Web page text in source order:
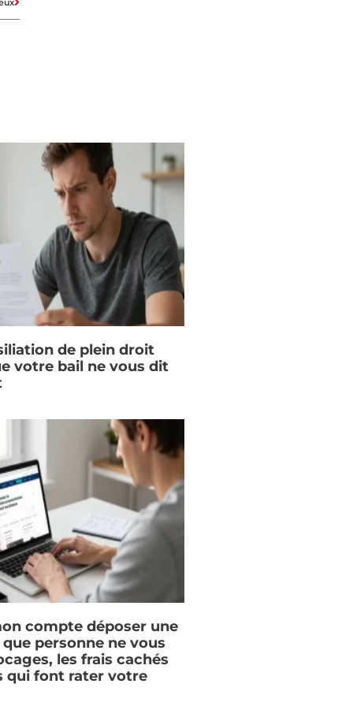
de plein droit
votre bail ne vous dit
compte déposer une
personne ne vous
les frais cachés
qui font rater votre